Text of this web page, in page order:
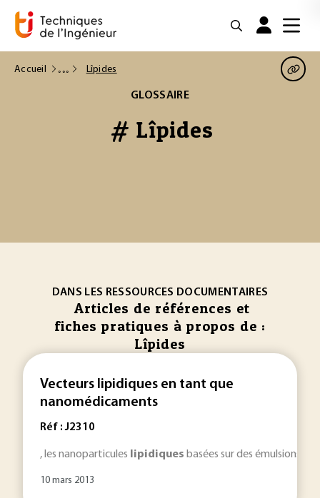
Accueil Lîpides
GLOSSAIRE
# Lîpides
DANS LES RESSOURCES DOCUMENTAIRES
Articles de références et
fiches pratiques à propos de :
Lîpides
Vecteurs lipidiques en tant que
nanomédicaments
Réf : J2310
, les nanoparticules lipidiques basées sur des émulsions
10 mars 2013